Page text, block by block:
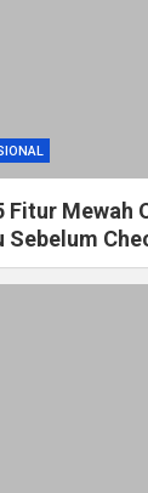
Mewah
Sebelum